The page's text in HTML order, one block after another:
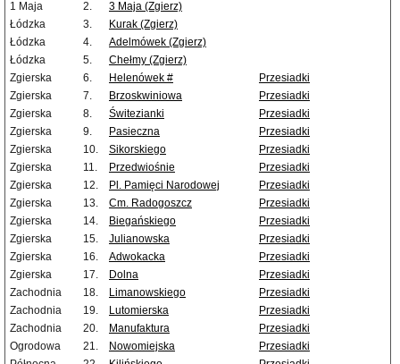
1 Maja
2.
3 Maja (Zgierz)
Łódzka
3.
Kurak (Zgierz)
Łódzka
4.
Adelmówek (Zgierz)
Łódzka
5.
Chełmy (Zgierz)
Zgierska
6. Helenówek #
Przesiadki
Zgierska
7. Brzoskwiniowa
Przesiadki
Zgierska
8. Świtezianki
Przesiadki
Zgierska
9. Pasieczna
Przesiadki
Zgierska
10. Sikorskiego
Przesiadki
Zgierska
11. Przedwiośnie
Przesiadki
Zgierska
12. Pl. Pamięci Narodowej
Przesiadki
Zgierska
13. Cm. Radogoszcz
Przesiadki
Zgierska
14. Biegańskiego
Przesiadki
Zgierska
15. Julianowska
Przesiadki
Zgierska
16. Adwokacka
Przesiadki
Zgierska
17. Dolna
Przesiadki
Zachodnia
18. Limanowskiego
Przesiadki
Zachodnia
19. Lutomierska
Przesiadki
Zachodnia
20. Manufaktura
Przesiadki
Ogrodowa
21. Nowomiejska
Przesiadki